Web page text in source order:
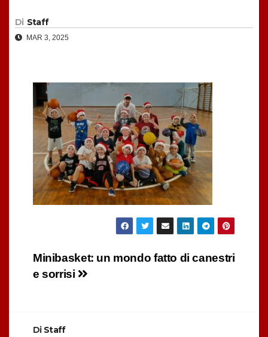
Di Staff
MAR 3, 2025
Navigazione
Minibasket: un mondo fatto di canestri
e sorrisi
Di Staff